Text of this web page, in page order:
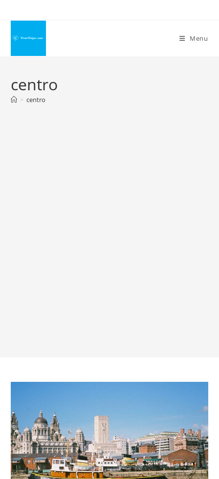
conteúdo
Menu
centro
> centro